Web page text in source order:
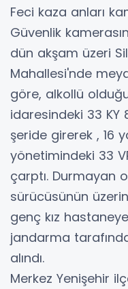
Feci kaza anları
Güvenlik
dün akşam üzeri
Mahallesi'nde
göre, alkollü
idaresindeki 33
şeride girerek , 16
yönetimindeki 33
çarptı. Durmayan
sürücüsünün
genç kız
jandarma
alındı.
Merkez Yenişehir